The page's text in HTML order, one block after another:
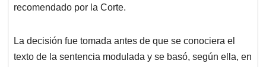
recomendado por la Corte.
La decisión fue tomada antes de que se conociera el
texto de la sentencia modulada y se basó, según ella, en